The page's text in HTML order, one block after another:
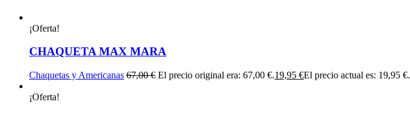
¡Oferta!
CHAQUETA MAX MARA
Chaquetas y Americanas 67,00€ El precio original era: 67,00 €.19,95 €El precio actual es: 19,95 €.
¡Oferta!